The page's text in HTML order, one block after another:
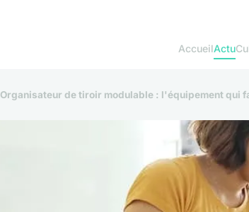
AccueilActu
Organisateur de tiroir modulable : l'équipement qui